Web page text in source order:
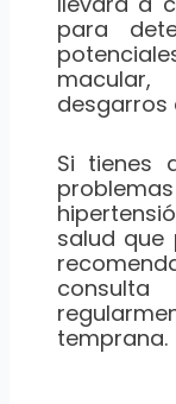
para
desgarros
Si tienes
salud que
temprana.